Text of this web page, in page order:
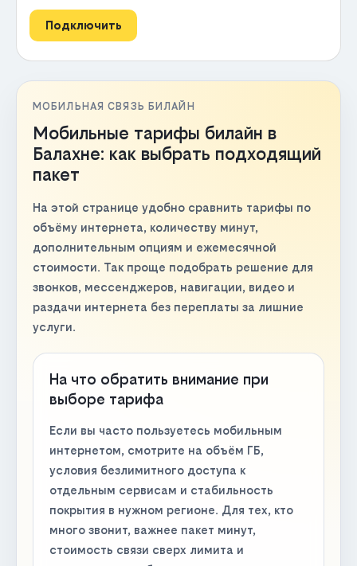
Подключить
МОБИЛЬНАЯ СВЯЗЬ БИЛАЙН
Мобильные тарифы билайн в
Балахне: как выбрать подходящий
пакет
На этой странице удобно сравнить тарифы по
объёму интернета, количеству минут,
дополнительным опциям и ежемесячной
стоимости. Так проще подобрать решение для
звонков, мессенджеров, навигации, видео и
раздачи интернета без переплаты за лишние
услуги.
На что обратить внимание при
выборе тарифа
Если вы часто пользуетесь мобильным
интернетом, смотрите на объём ГБ,
условия безлимитного доступа к
отдельным сервисам и стабильность
покрытия в нужном регионе. Для тех, кто
много звонит, важнее пакет минут,
стоимость связи сверх лимита и